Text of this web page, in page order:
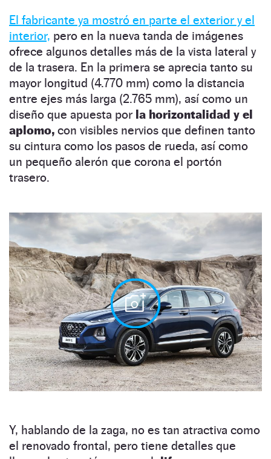
El fabricante ya mostró en parte el exterior y el
interior, pero en la nueva tanda de imágenes
ofrece algunos detalles más de la vista lateral y
de la trasera. En la primera se aprecia tanto su
mayor longitud (4.770 mm) como la distancia
entre ejes más larga (2.765 mm), así como un
diseño que apuesta por la horizontalidad y el
aplomo, con visibles nervios que definen tanto
su cintura como los pasos de rueda, así como
un pequeño alerón que corona el portón
trasero.
Y, hablando de la zaga, no es tan atractiva como
el renovado frontal, pero tiene detalles que